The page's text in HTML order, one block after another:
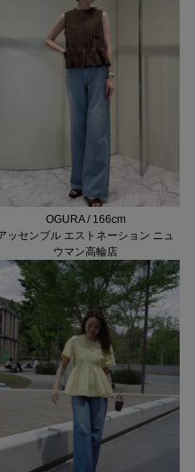
OGURA / 166cm
ッセンブル エストネーション ニュ
ウマン高輪店